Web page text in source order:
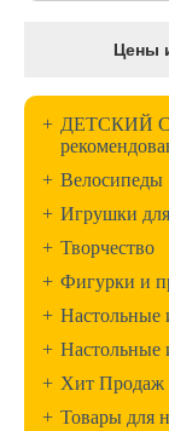
Цены
+ ДЕТСКИЙ
+ Велосипеды
+ Игрушки для
+ Творчество
+ Фигурки и
+ Настольные
+ Настольные
+ Хит Продаж
+ Товары для